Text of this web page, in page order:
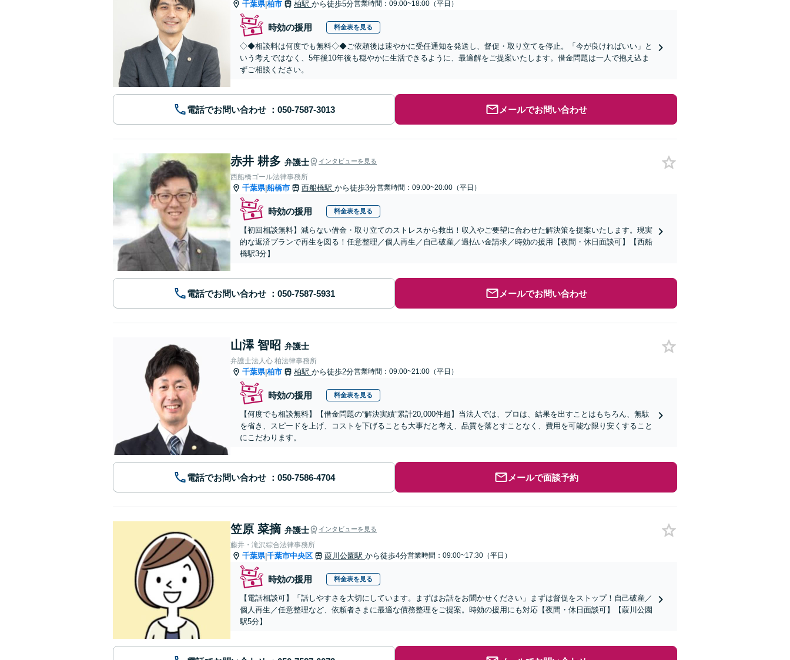
千葉県|柏市 柏駅 から徒歩5分営業時間：09:00~18:00（平日）
時効の援用 料金表を見る
◇◆相談料は何度でも無料◇◆ご依頼後は速やかに受任通知を発送し、督促・取り立てを停止。「今が良ければいい」と
いう考えではなく、5年後10年後も穏やかに生活できるように、最適解をご提案いたします。借金問題は一人で抱え込ま
ずご相談ください。
電話でお問い合わせ メールでお問い合わせ
赤井 耕多 弁護士 インタビューを見る
西船橋ゴール法律事務所
千葉県|船橋市 西船橋駅 から徒歩3分営業時間：09:00~20:00（平日）
時効の援用 料金表を見る
【初回相談無料】減らない借金・取り立てのストレスから救出！収入やご要望に合わせた解決策を提案いたします。現実
的な返済プランで再生を図る！任意整理／個人再生／自己破産／過払い金請求／時効の援用【夜間・休日面談可】【西船
橋駅3分】
電話でお問い合わせ メールでお問い合わせ
山澤 智昭 弁護士
弁護士法人心 柏法律事務所
千葉県|柏市 柏駅 から徒歩2分営業時間：09:00~21:00（平日）
時効の援用 料金表を見る
【何度でも相談無料】【借金問題の“解決実績”累計20,000件超】当法人では、プロは、結果を出すことはもちろん、無駄
を省き、スピードを上げ、コストを下げることも大事だと考え、品質を落とすことなく、費用を可能な限り安くすること
にこだわります。
電話でお問い合わせ メールで面談予約
笠原 菜摘 弁護士 インタビューを見る
藤井・滝沢綜合法律事務所
千葉県|千葉市中央区 葭川公園駅 から徒歩4分営業時間：09:00~17:30（平日）
時効の援用 料金表を見る
【電話相談可】「話しやすさを大切にしています。まずはお話をお聞かせください」まずは督促をストップ！自己破産／
個人再生／任意整理など、依頼者さまに最適な債務整理をご提案。時効の援用にも対応【夜間・休日面談可】【葭川公園
駅5分】